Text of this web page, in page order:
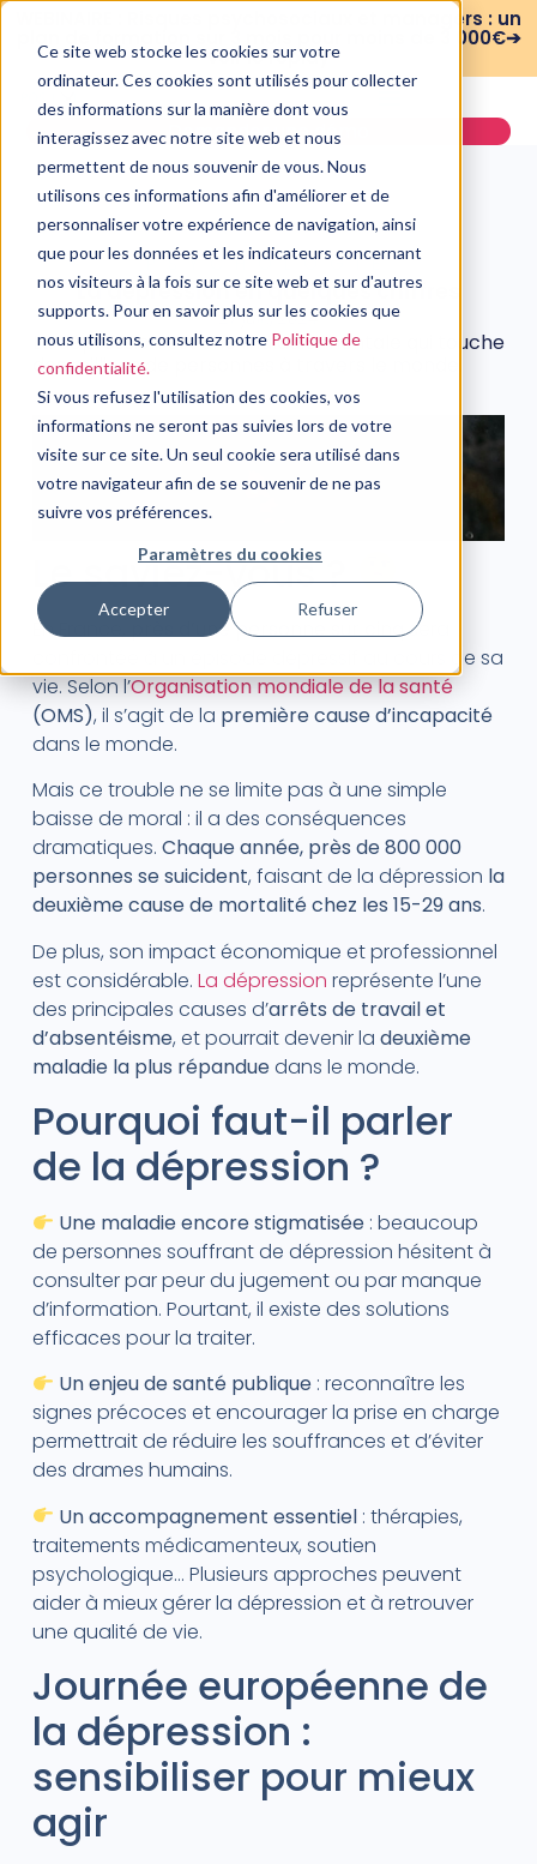
Ce site web stocke les cookies sur votre
ordinateur. Ces cookies sont utilisés pour collecter
des informations sur la manière dont vous
interagissez avec notre site web et nous
permettent de nous souvenir de vous. Nous
utilisons ces informations afin d'améliorer et de
personnaliser votre expérience de navigation, ainsi
que pour les données et les indicateurs concernant
nos visiteurs à la fois sur ce site web et sur d'autres
supports. Pour en savoir plus sur les cookies que
nous utilisons, consultez notre Politique de
confidentialité.
Si vous refusez l'utilisation des cookies, vos
informations ne seront pas suivies lors de votre
visite sur ce site. Un seul cookie sera utilisé dans
votre navigateur afin de se souvenir de ne pas
suivre vos préférences.
Paramètres du cookies
Accepter Refuser
WEBINAIRE : Risques psychosociaux et managers : un
plan de formation sur 3 mois pour moins de 3 000€➔
voir le replay
Demander une démo
PSYCHOLOGIE
La dépression en quelques chiffres
27 juin, 2024
La dépression est une maladie mentale qui touche
des millions de personnes à travers le monde.
Le saviez-vous ?
En France, près d’une personne sur cinqsera
confrontée à un épisode dépressif au cours de sa
vie. Selon l’Organisation mondiale de la santé
(OMS), il s’agit de la première cause d’incapacité
dans le monde.
Mais ce trouble ne se limite pas à une simple
baisse de moral : il a des conséquences
dramatiques. Chaque année, près de 800 000
personnes se suicident, faisant de la dépression la
deuxième cause de mortalité chez les 15-29 ans.
De plus, son impact économique et professionnel
est considérable. La dépression représente l’une
des principales causes d’arrêts de travail et
d’absentéisme, et pourrait devenir la deuxième
maladie la plus répanduedans le monde.
Pourquoi faut-il parler
de la dépression ?
Une maladie encore stigmatisée : beaucoup
de personnes souffrant de dépression hésitent à
consulter par peur du jugement ou par manque
d’information. Pourtant, il existe des solutions
efficaces pour la traiter.
Un enjeu de santé publique : reconnaître les
signes précoces et encourager la prise en charge
permettrait de réduire les souffrances et d’éviter
des drames humains.
Un accompagnement essentiel : thérapies,
traitements médicamenteux, soutien
psychologique… Plusieurs approches peuvent
aider à mieux gérer la dépression et à retrouver
une qualité de vie.
Journée européenne de
la dépression :
sensibiliser pour mieux
agir